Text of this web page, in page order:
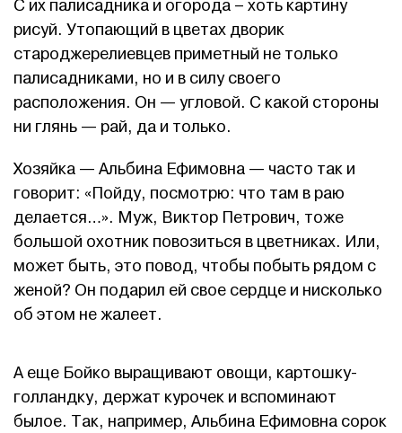
С их палисадника и огорода – хоть картину
рисуй. Утопающий в цветах дворик
староджерелиевцев приметный не только
палисадниками, но и в силу своего
расположения. Он — угловой. С какой стороны
ни глянь — рай, да и только.
Хозяйка — Альбина Ефимовна — часто так и
говорит: «Пойду, посмотрю: что там в раю
делается…». Муж, Виктор Петрович, тоже
большой охотник повозиться в цветниках. Или,
может быть, это повод, чтобы побыть рядом с
женой? Он подарил ей свое сердце и нисколько
об этом не жалеет.
А еще Бойко выращивают овощи, картошку-
голландку, держат курочек и вспоминают
былое. Так, например, Альбина Ефимовна сорок